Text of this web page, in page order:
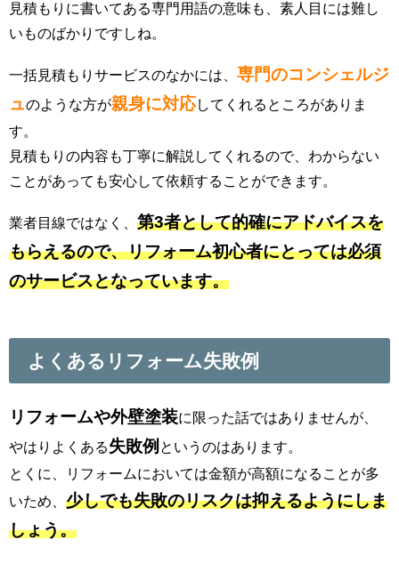
見積もりに書いてある専門用語の意味も、素人目には難し
いものばかりですしね。
一括見積もりサービスのなかには、 専門のコンシェルジ
ュのような方が親身に対応してくれるところがありま
す。
見積もりの内容も丁寧に解説してくれるので、わからない
ことがあっても安心して依頼することができます。
業者目線ではなく、 第3者として的確にアドバイスを
もらえるので、リフォーム初心者にとっては必須
のサービスとなっています。
よくあるリフォーム失敗例
リフォームや外壁塗装に限った話ではありませんが、
やはりよくある失敗例 というのはあります。
とくに、リフォームにおいては金額が高額になることが多
いため、 少しでも失敗のリスクは抑えるようにしま
しょう。